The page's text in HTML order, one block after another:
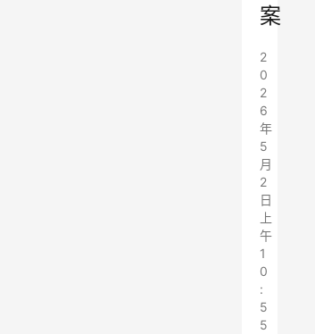
案
2
0
2
6
年
5
月
2
日
上
午
1
0
:
5
5